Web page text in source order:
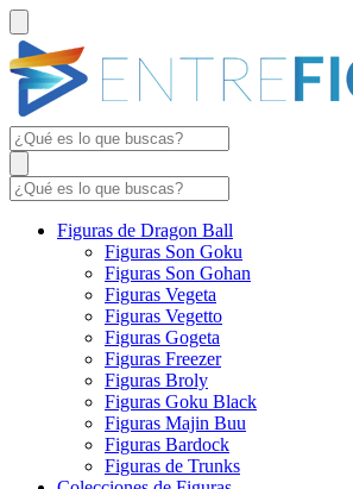
Figuras de Dragon Ball
Figuras Son Goku
Figuras Son Gohan
Figuras Vegeta
Figuras Vegetto
Figuras Gogeta
Figuras Freezer
Figuras Broly
Figuras Goku Black
Figuras Majin Buu
Figuras Bardock
Figuras de Trunks